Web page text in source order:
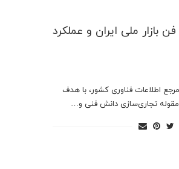
بازار ملی ایران و عملکرد
مرجع اطلاعات فناوری كشور، با هدف
مقوله تجاری‌سازی دانش فنی و…